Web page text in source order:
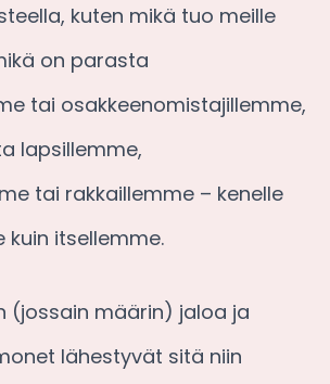
kuten mikä tuo meille
on parasta
tai osakkeenomistajillemme,
lapsillemme,
tai rakkaillemme – kenelle
kuin itsellemme.
(jossain määrin) jaloa ja
lähestyvät sitä niin